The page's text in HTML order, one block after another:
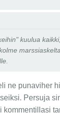
kuulua
marssiaskelta
ne punaviher
Persuja